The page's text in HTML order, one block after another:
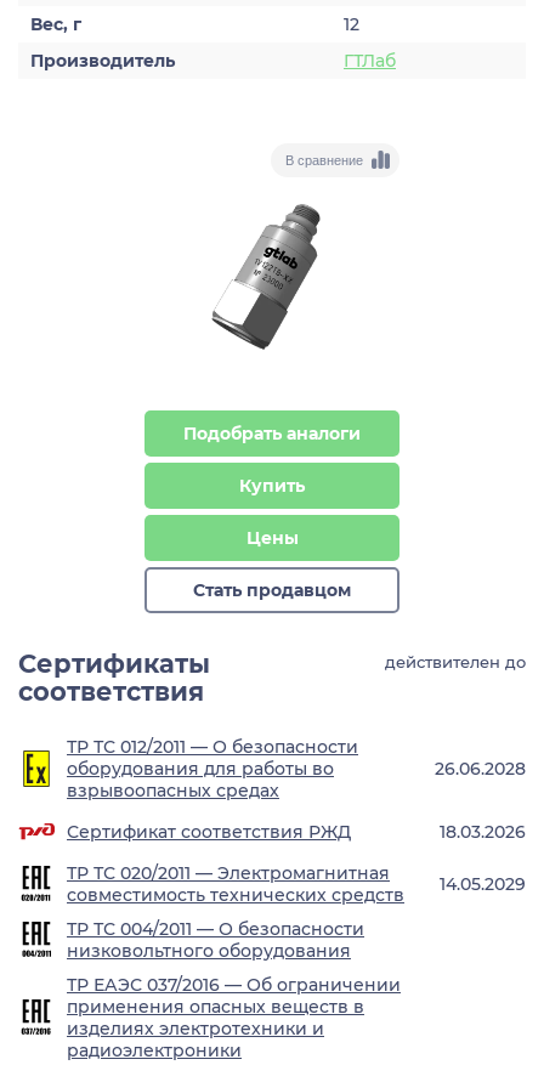
Вес, г
12
Производитель
ГТЛаб
В сравнение
Подобрать аналоги
Купить
Цены
Стать продавцом
Сертификаты
соответствия
действителен до
ТР ТС 012/2011 — О безопасности
оборудования для работы во
взрывоопасных средах
26.06.2028
Сертификат соответствия РЖД
18.03.2026
ТР ТС 020/2011 — Электромагнитная
совместимость технических средств
14.05.2029
ТР ТС 004/2011 — О безопасности
низковольтного оборудования
ТР ЕАЭС 037/2016 — Об ограничении
применения опасных веществ в
изделиях электротехники и
радиоэлектроники